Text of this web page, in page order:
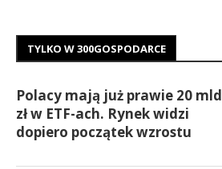
TYLKO W 300GOSPODARCE
Polacy mają już prawie 20 mld
zł w ETF-ach. Rynek widzi
dopiero początek wzrostu